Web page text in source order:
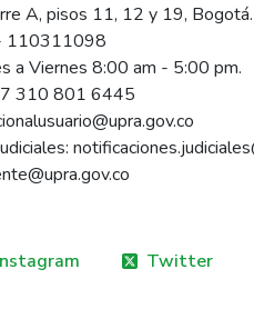
A, pisos 11, 12 y 19, Bogotá.
110311098
a Viernes 8:00 am - 5:00 pm.
310 801 6445
Twitter